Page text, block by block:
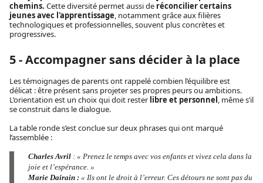
chemins. Cette diversité permet aussi de réconcilier certains
jeunes avec l'apprentissage, notamment grâce aux filières
technologiques et professionnelles, souvent plus concrètes et
progressives.
5 - Accompagner sans décider à la place
Les témoignages de parents ont rappelé combien l’équilibre est
délicat : être présent sans projeter ses propres peurs ou ambitions.
L’orientation est un choix qui doit rester libre et personnel , même s’il
se construit dans le dialogue.
La table ronde s’est conclue sur deux phrases qui ont marqué
l’assemblée :
Charles Avril : « Prenez le temps avec vos enfants et vivez cela dans la
joie et l’espérance. »
Marie Dairain : « Ils ont le droit à l’erreur. Ces détours ne sont pas du